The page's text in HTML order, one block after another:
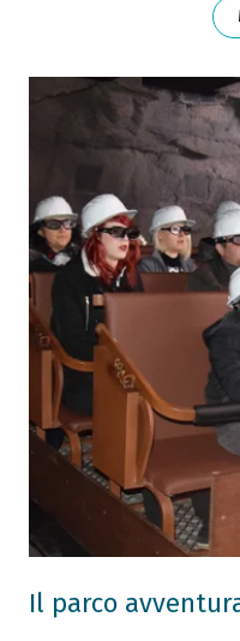
Il parco